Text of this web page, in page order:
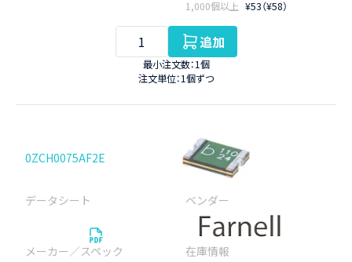
1,000個以上 ¥53（¥58）
追加
最小注文数：1個
注文単位：1個ずつ
0ZCH0075AF2E